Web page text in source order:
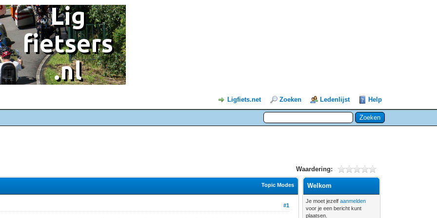
Ligfiets.net Zoeken Ledenlijst Help
Waardering:
Topic Modes
#1
Welkom
Je moet jezelfaanmelden
voor je een bericht kunt
plaatsen.